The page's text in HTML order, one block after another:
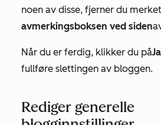
noen av disse, fjerner du merket
avmerkingsboksen ved siden
Når du er ferdig, klikker du på
fullføre slettingen av bloggen.
Rediger generelle